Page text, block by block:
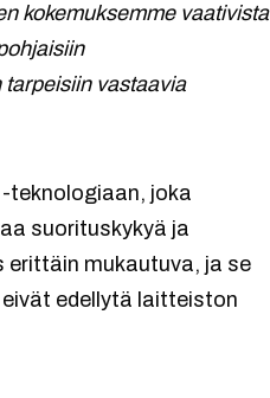
kokemuksemme vaativista
vastaavia
teknologiaan, joka
suorituskykyä ja
mukautuva, ja se
edellytä laitteiston